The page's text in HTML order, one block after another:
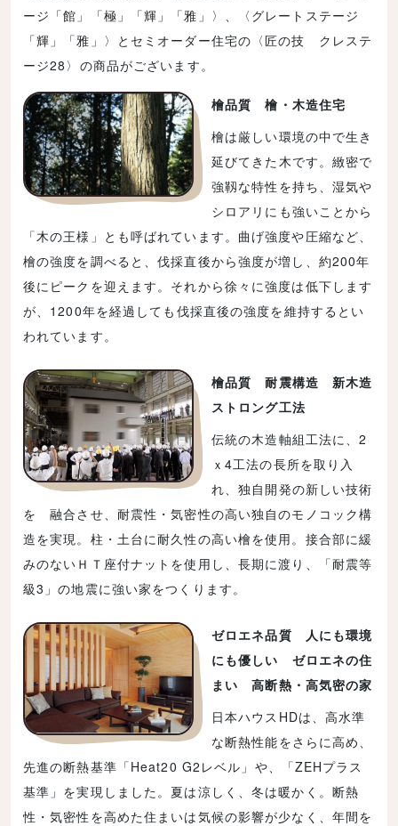
ージ「館」「極」「輝」「雅」〉、〈グレートステージ
「輝」「雅」〉とセミオーダー住宅の〈匠の技 クレステ
ージ28〉の商品がございます。
檜品質 檜・木造住宅
檜は厳しい環境の中で生き
延びてきた木です。緻密で
強靱な特性を持ち、湿気や
シロアリにも強いことから
「木の王様」とも呼ばれています。曲げ強度や圧縮など、
檜の強度を調べると、伐採直後から強度が増し、約200年
後にピークを迎えます。それから徐々に強度は低下します
が、1200年を経過しても伐採直後の強度を維持するとい
われています。
檜品質 耐震構造 新木造
ストロング工法
伝統の木造軸組工法に、2
ｘ4工法の長所を取り入
れ、独自開発の新しい技術
を 融合させ、耐震性・気密性の高い独自のモノコック構
造を実現。柱・土台に耐久性の高い檜を使用。接合部に緩
みのないＨＴ座付ナットを使用し、長期に渡り、「耐震等
級3」の地震に強い家をつくります。
ゼロエネ品質 人にも環境
にも優しい ゼロエネの住
まい 高断熱・高気密の家
日本ハウスHDは、高水準
な断熱性能をさらに高め、
先進の断熱基準「Heat20 G2レベル」や、「ZEHプラス
基準」を実現しました。夏は涼しく、冬は暖かく。断熱
性・気密性を高めた住まいは気候の影響が少なく、年間を